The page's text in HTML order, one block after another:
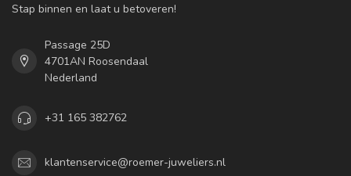
Stap binnen en laat u betoveren!
Passage 25D
4701AN Roosendaal
Nederland
+31 165 382762
klantenservice@roemer-juweliers.nl